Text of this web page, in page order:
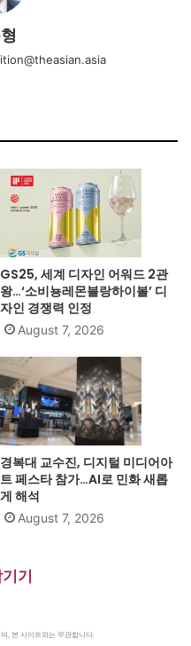
GS25, 세계 디자인 어워드 2관
왕…‘소비뇽레몬블랑하이볼’ 디
자인 경쟁력 인정
August 7, 2026
경복대 교수진, 디지털 미디어아
트 페스타 참가…AI로 민화 새롭
게 해석
August 7, 2026
기
, 본 사이트와는 무관합니다.